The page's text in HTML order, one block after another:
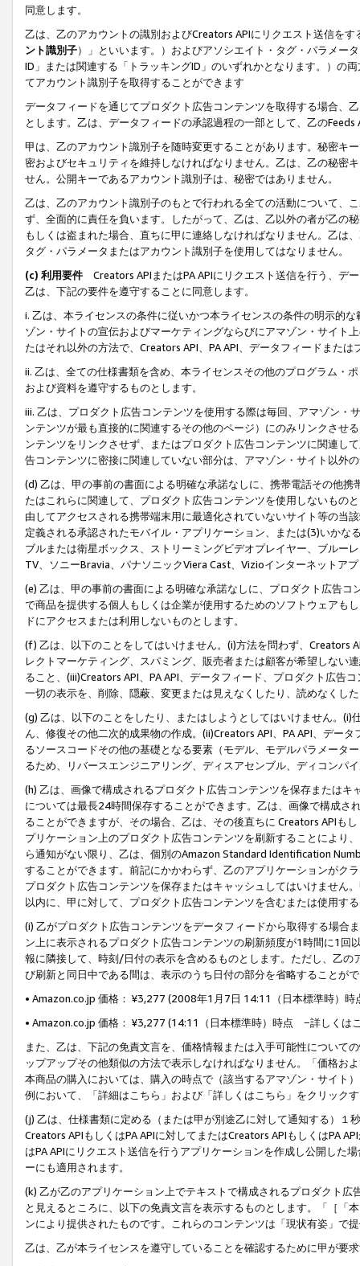
同意します。
乙は、乙のアカウントの識別およびCreators APIにリクエスト送信を
ント識別子）」といいます。）およびアソシエイト・タグ・パラメー
ID」または関連する「トラッキングID」のいずれかとなります。）の
てアカウント識別子を取得することができます
データフィードを通じてプロダクト広告コンテンツを取得する場合、
とします。乙は、データフィードの承認過程の一部として、乙の
甲は、乙のアカウント識別子を随時変更することがあります。秘密キ
密およびセキュリティを維持しなければなりません。乙は、乙の秘密
せん。公開キーであるアカウント識別子は、秘密ではありません。
乙は、乙のアカウント識別子のもとで行われる全ての活動について、
ず、全面的に責任を負います。したがって、乙は、乙以外の者が乙の
もしくは盗まれた場合、直ちに甲に連絡しなければなりません。乙は
タグ・パラメータまたはアカウント識別子を使用してはなりません。
(c) 利用要件 Creators APIまたはPA APIにリクエスト送信を行う、デ
乙は、下記の要件を遵守することに同意します。
i. 乙は、本ライセンスの条件に従いかつ本ライセンスの条件の明示的
ゾン・サイトの宣伝およびマーケティングならびにアマゾン・サイト
たはそれ以外の方法で、Creators API、PA API、データフィードまた
ii. 乙は、全ての仕様書類を含め、本ライセンスその他のプログラム・
および資料を遵守するものとします。
iii. 乙は、プロダクト広告コンテンツを使用する際は毎回、アマゾン
ンテンツが最も直接的に関連するその他のページ）にのみリンクさせ
ンテンツをリンクさせず、またはプロダクト広告コンテンツに関連し
告コンテンツに密接に関連していない部分は、アマゾン・サイト以外
(d) 乙は、甲の事前の書面による明確な承諾なしに、携帯電話その他
たはこれらに関連して、プロダクト広告コンテンツを使用しないもの
由してアクセスされる携帯端末用に最適化されていないサイト等の当
定義される承認されたモバイル・アプリケーション、または(3)いか
ブルまたは衛星ボックス、ストリーミングビデオプレイヤー、ブルー
TV、ソニーBravia、パナソニックViera Cast、Vizioインターネットア
(e) 乙は、甲の事前の書面による明確な承諾なしに、プロダクト広告
で商品を提供する個人もしくは企業が使用するためのソフトウェアも
ドにアクセスまたは利用しないものとします。
(f) 乙は、以下のことをしてはいけません。(i)方法を問わず、Creators
レクトマーケティング、スパミング、販売者または顧客が希望しない
ること、(iii)Creators API、PA API、データフィード、プロダクト広告
一切の表示を、削除、隠蔽、変更または見えなくしたり、読めなくし
(g) 乙は、以下のことをしたり、またはしようとしてはいけません。
ん、修復その他二次的成果物の作成。(ii)Creators API、PA API、デー
るソースコードその他の基礎となる要素（モデル、モデルパラメータ
るため、リバースエンジニアリング、ディスアセンブル、ディコンパ
(h) 乙は、画像で構成されるプロダクト広告コンテンツを保存または
については最長24時間保存することができます。乙は、画像で構成
ることができますが、その場合、乙は、その後直ちに Creators APIも
プリケーション上のプロダクト広告コンテンツを刷新することにより
ら通知がない限り、乙は、個別のAmazon Standard Identification
することができます。前記にかかわらず、乙のアプリケーションがク
プロダクト広告コンテンツを保存またはキャッシュしてはいけません
以内に、甲に対して、プロダクト広告コンテンツを含むまたは使用す
(i) 乙がプロダクト広告コンテンツをデータフィードから取得する場合
ン上に表示されるプロダクト広告コンテンツの刷新頻度が1時間に1
報に隣接して、時刻/日付の表示を含めるものとします。ただし、乙
び刷新と同日中である間は、表示のうち日付の部分を省略することが
• Amazon.co.jp 価格： ¥3,277 (2008年1月7日 14:11（日本標準時）
• Amazon.co.jp 価格： ¥3,277 (14:11（日本標準時）時点 −詳しくは
また、乙は、下記の免責文言を、価格情報または入手可能性について
ップアップその他類似の方法で表示しなければなりません。「価格
本商品の購入においては、購入の時点で（該当するアマゾン・サイト
例において、「詳細はこちら」および「詳しくはこちら」をクリック
(j) 乙は、仕様書類に定める（または甲が別途乙に対して通知する）
Creators APIもしくはPA APIに対してまたはCreators APIもしくはPA
はPA APIにリクエスト送信を行うアプリケーションを作成し公開した
ーにも適用されます。
(k) 乙が乙のアプリケーション上でテキストで構成されるプロダクト
と見えるところに、以下の免責文言を表示するものとします。「［「
ンにより提供されたものです。これらのコンテンツは「現状有姿」で
乙は、乙が本ライセンスを遵守していることを確認するために甲が要